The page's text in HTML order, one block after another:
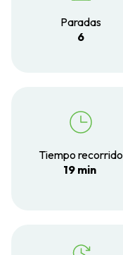
Paradas
6
Tiempo recorrido
19 min